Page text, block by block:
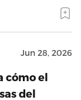
Jun 28, 2026
cómo el
del